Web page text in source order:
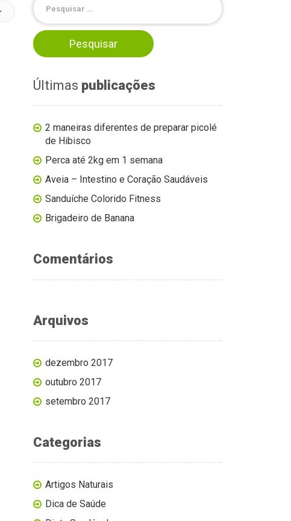
Últimas publicações
2 maneiras diferentes de preparar picolé
de Hibisco
Perca até 2kg em 1 semana
Aveia – Intestino e Coração Saudáveis
Sanduíche Colorido Fitness
Brigadeiro de Banana
Comentários
Arquivos
dezembro 2017
outubro 2017
setembro 2017
Categorias
Artigos Naturais
Dica de Saúde